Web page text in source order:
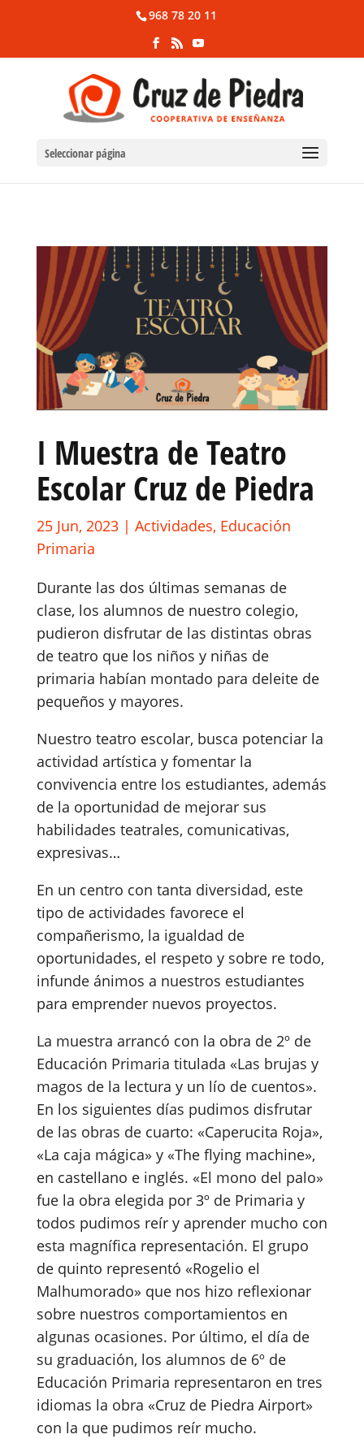
968 78 20 11
Seleccionar página
I Muestra de Teatro
Escolar Cruz de Piedra
25 Jun, 2023| Actividades, Educación
Primaria
Durante las dos últimas semanas de
clase, los alumnos de nuestro colegio,
pudieron disfrutar de las distintas obras
de teatro que los niños y niñas de
primaria habían montado para deleite de
pequeños y mayores.
Nuestro teatro escolar, busca potenciar la
actividad artística y fomentar la
convivencia entre los estudiantes, además
de la oportunidad de mejorar sus
habilidades teatrales, comunicativas,
expresivas…
En un centro con tanta diversidad, este
tipo de actividades favorece el
compañerismo, la igualdad de
oportunidades, el respeto y sobre re todo,
infunde ánimos a nuestros estudiantes
para emprender nuevos proyectos.
La muestra arrancó con la obra de 2º de
Educación Primaria titulada «Las brujas y
magos de la lectura y un lío de cuentos».
En los siguientes días pudimos disfrutar
de las obras de cuarto: «Caperucita Roja»,
«La caja mágica» y «The flying machine»,
en castellano e inglés. «El mono del palo»
fue la obra elegida por 3º de Primaria y
todos pudimos reír y aprender mucho con
esta magnífica representación. El grupo
de quinto representó «Rogelio el
Malhumorado» que nos hizo reflexionar
sobre nuestros comportamientos en
algunas ocasiones. Por último, el día de
su graduación, los alumnos de 6º de
Educación Primaria representaron en tres
idiomas la obra «Cruz de Piedra Airport»
con la que pudimos reír mucho.